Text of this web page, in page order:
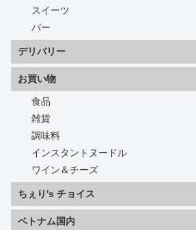
スイーツ
バー
デリバリー
お買い物
食品
雑貨
調味料
インスタントヌードル
ワイン＆チーズ
ちぇり's チョイス
ベトナム国内